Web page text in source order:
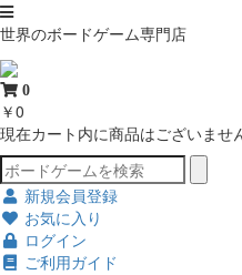
世界のボードゲーム専門店
0
￥0
現在カート内に商品はございませ
新規会員登録
お気に入り
ログイン
ご利用ガイド